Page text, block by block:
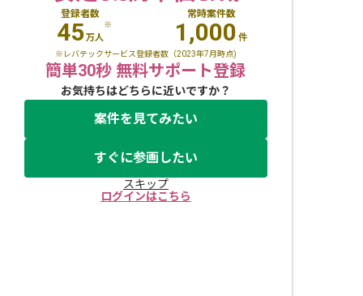
登録者数
45万人
※
常時案件数
1,000 件
※レバテックサービス登録者数（2023年7月時点)
簡単30秒 無料サポート登録
お気持ちはどちらに近いですか？
案件を見てみたい
すぐに参画したい
スキップ
ログインはこちら